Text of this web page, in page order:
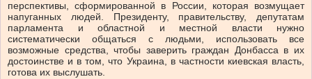
перспективы, сформированной в России, которая возмущает
напуганных людей. Президенту, правительству, депутатам
парламента и областной и местной власти нужно
систематически общаться с людьми, использовать все
возможные средства, чтобы заверить граждан Донбасса в их
достоинстве и в том, что Украина, в частности киевская власть,
готова их выслушать.